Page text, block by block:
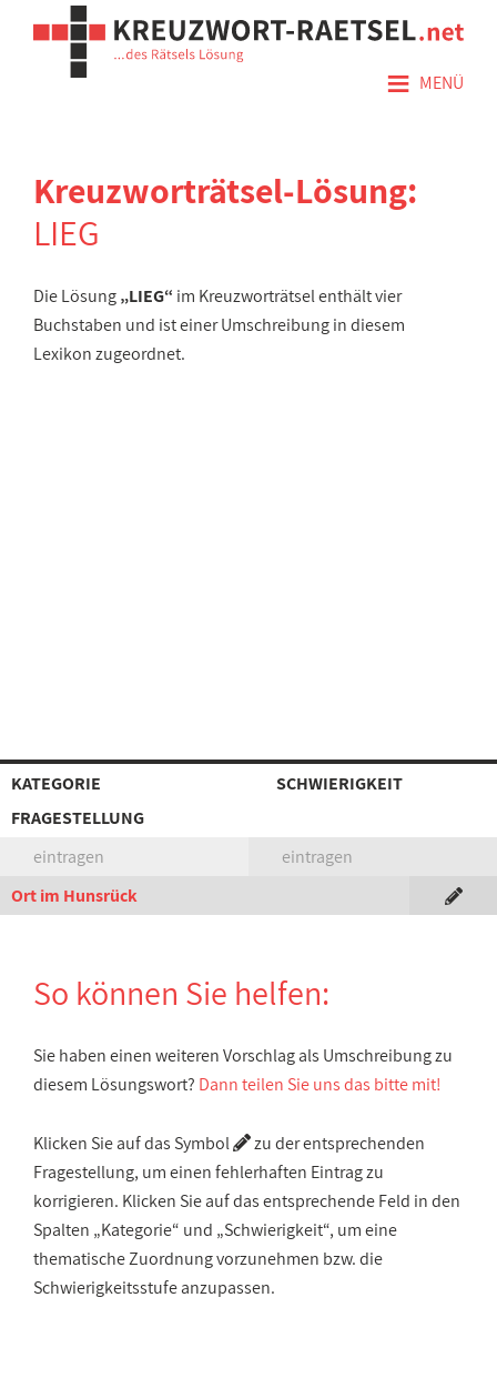
≡ MENÜ
Kreuzworträtsel-Lösung:
LIEG
Die Lösung„LIEG“ im Kreuzworträtsel enthält vier
Buchstaben und ist einer Umschreibung in diesem
Lexikon zugeordnet.
KATEGORIE
SCHWIERIGKEIT
FRAGESTELLUNG
eintragen
eintragen
Ort im Hunsrück
So können Sie helfen:
Sie haben einen weiteren Vorschlag als Umschreibung zu
diesem Lösungswort? Dann teilen Sie uns das bitte mit!
Klicken Sie auf das Symbol
zu der entsprechenden
Fragestellung, um einen fehlerhaften Eintrag zu
korrigieren. Klicken Sie auf das entsprechende Feld in den
Spalten „Kategorie“ und „Schwierigkeit“, um eine
thematische Zuordnung vorzunehmen bzw. die
Schwierigkeitsstufe anzupassen.